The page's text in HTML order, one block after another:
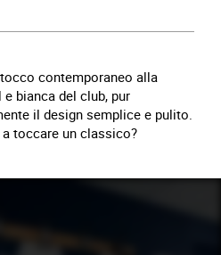
contemporaneo alla
bianca del club, pur
il design semplice e pulito.
toccare un classico?